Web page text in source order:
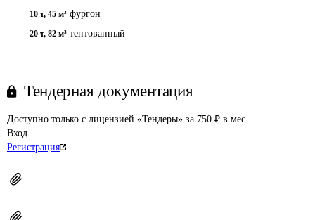
10 т, 45 м³ фургон
20 т, 82 м³ тентованный
Тендерная документация
Доступно только с лицензией «Тендеры» за 750 ₽ в мес
Вход
Регистрация